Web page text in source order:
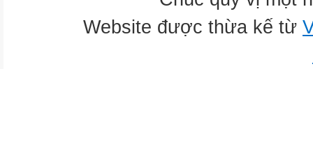
Website được thừa kế từ